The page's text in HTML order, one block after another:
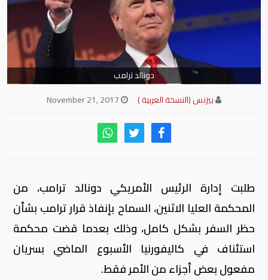
دونالد ترامب
بيزنس (النسخة العربية )
طلبت إدارة الرئيس الأمريكي دونالد ترامب، من
المحكمة العليا الاثنين، السماح بإنفاذ قرار ترامب بشأن
حظر السفر بشكل كامل، وذلك بعدما قضت محكمة
استئناف في كاليفورنيا الأسبوع الماضي بسريان
مفعول بعض أجزاء من الأمر فقط.